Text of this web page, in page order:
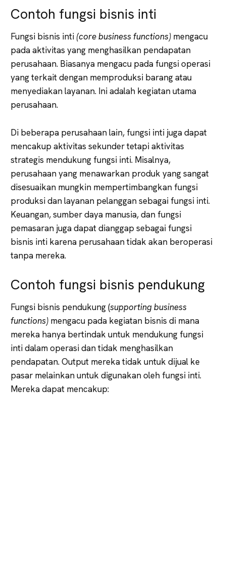
Contoh fungsi bisnis inti
Fungsi bisnis inti (core business functions) mengacu
pada aktivitas yang menghasilkan pendapatan
perusahaan. Biasanya mengacu pada fungsi operasi
yang terkait dengan memproduksi barang atau
menyediakan layanan. Ini adalah kegiatan utama
perusahaan.
Di beberapa perusahaan lain, fungsi inti juga dapat
mencakup aktivitas sekunder tetapi aktivitas
strategis mendukung fungsi inti. Misalnya,
perusahaan yang menawarkan produk yang sangat
disesuaikan mungkin mempertimbangkan fungsi
produksi dan layanan pelanggan sebagai fungsi inti.
Keuangan, sumber daya manusia, dan fungsi
pemasaran juga dapat dianggap sebagai fungsi
bisnis inti karena perusahaan tidak akan beroperasi
tanpa mereka.
Contoh fungsi bisnis pendukung
Fungsi bisnis pendukung (supporting business
functions) mengacu pada kegiatan bisnis di mana
mereka hanya bertindak untuk mendukung fungsi
inti dalam operasi dan tidak menghasilkan
pendapatan. Output mereka tidak untuk dijual ke
pasar melainkan untuk digunakan oleh fungsi inti.
Mereka dapat mencakup: